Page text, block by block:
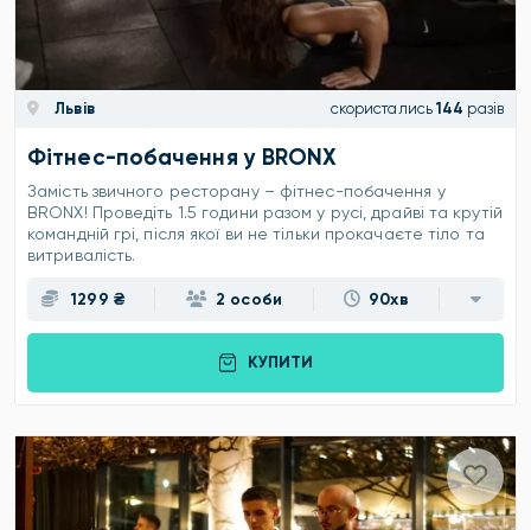
Львів скористались 144 разів
Фітнес-побачення у BRONX
Замість звичного ресторану – фітнес-побачення у
BRONX! Проведіть 1.5 години разом у русі, драйві та крутій
командній грі, після якої ви не тільки прокачаєте тіло та
витривалість.
1299 ₴ 2 особи 90хв
КУПИТИ